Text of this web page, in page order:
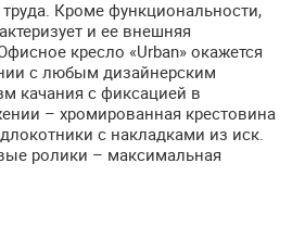
Кроме функциональности,
и ее внешняя
кресло «Urban» окажется
с любым дизайнерским
качания с фиксацией в
– хромированная крестовина
с накладками из иск.
ролики – максимальная